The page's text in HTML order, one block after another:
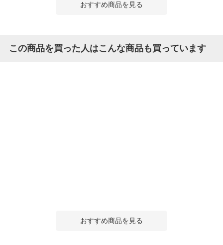
おすすめ商品を見る
この商品を買った人はこんな商品も買っています
おすすめ商品を見る